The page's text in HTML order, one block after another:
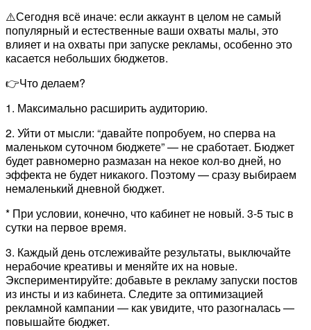
⚠️Сегодня всё иначе: если аккаунт в целом не самый
популярный и естественные ваши охваты малы, это
влияет и на охваты при запуске рекламы, особенно это
касается небольших бюджетов.
👉Что делаем?
1. Максимально расширить аудиторию.
2. Уйти от мысли: “давайте попробуем, но сперва на
маленьком суточном бюджете” — не сработает. Бюджет
будет равномерно размазан на некое кол-во дней, но
эффекта не будет никакого. Поэтому — сразу выбираем
немаленький дневной бюджет.
* При условии, конечно, что кабинет не новый. 3-5 тыс в
сутки на первое время.
3. Каждый день отслеживайте результаты, выключайте
нерабочие креативы и меняйте их на новые.
Экспериментируйте: добавьте в рекламу запуски постов
из инсты и из кабинета. Следите за оптимизацией
рекламной кампании — как увидите, что разогналась —
повышайте бюджет.